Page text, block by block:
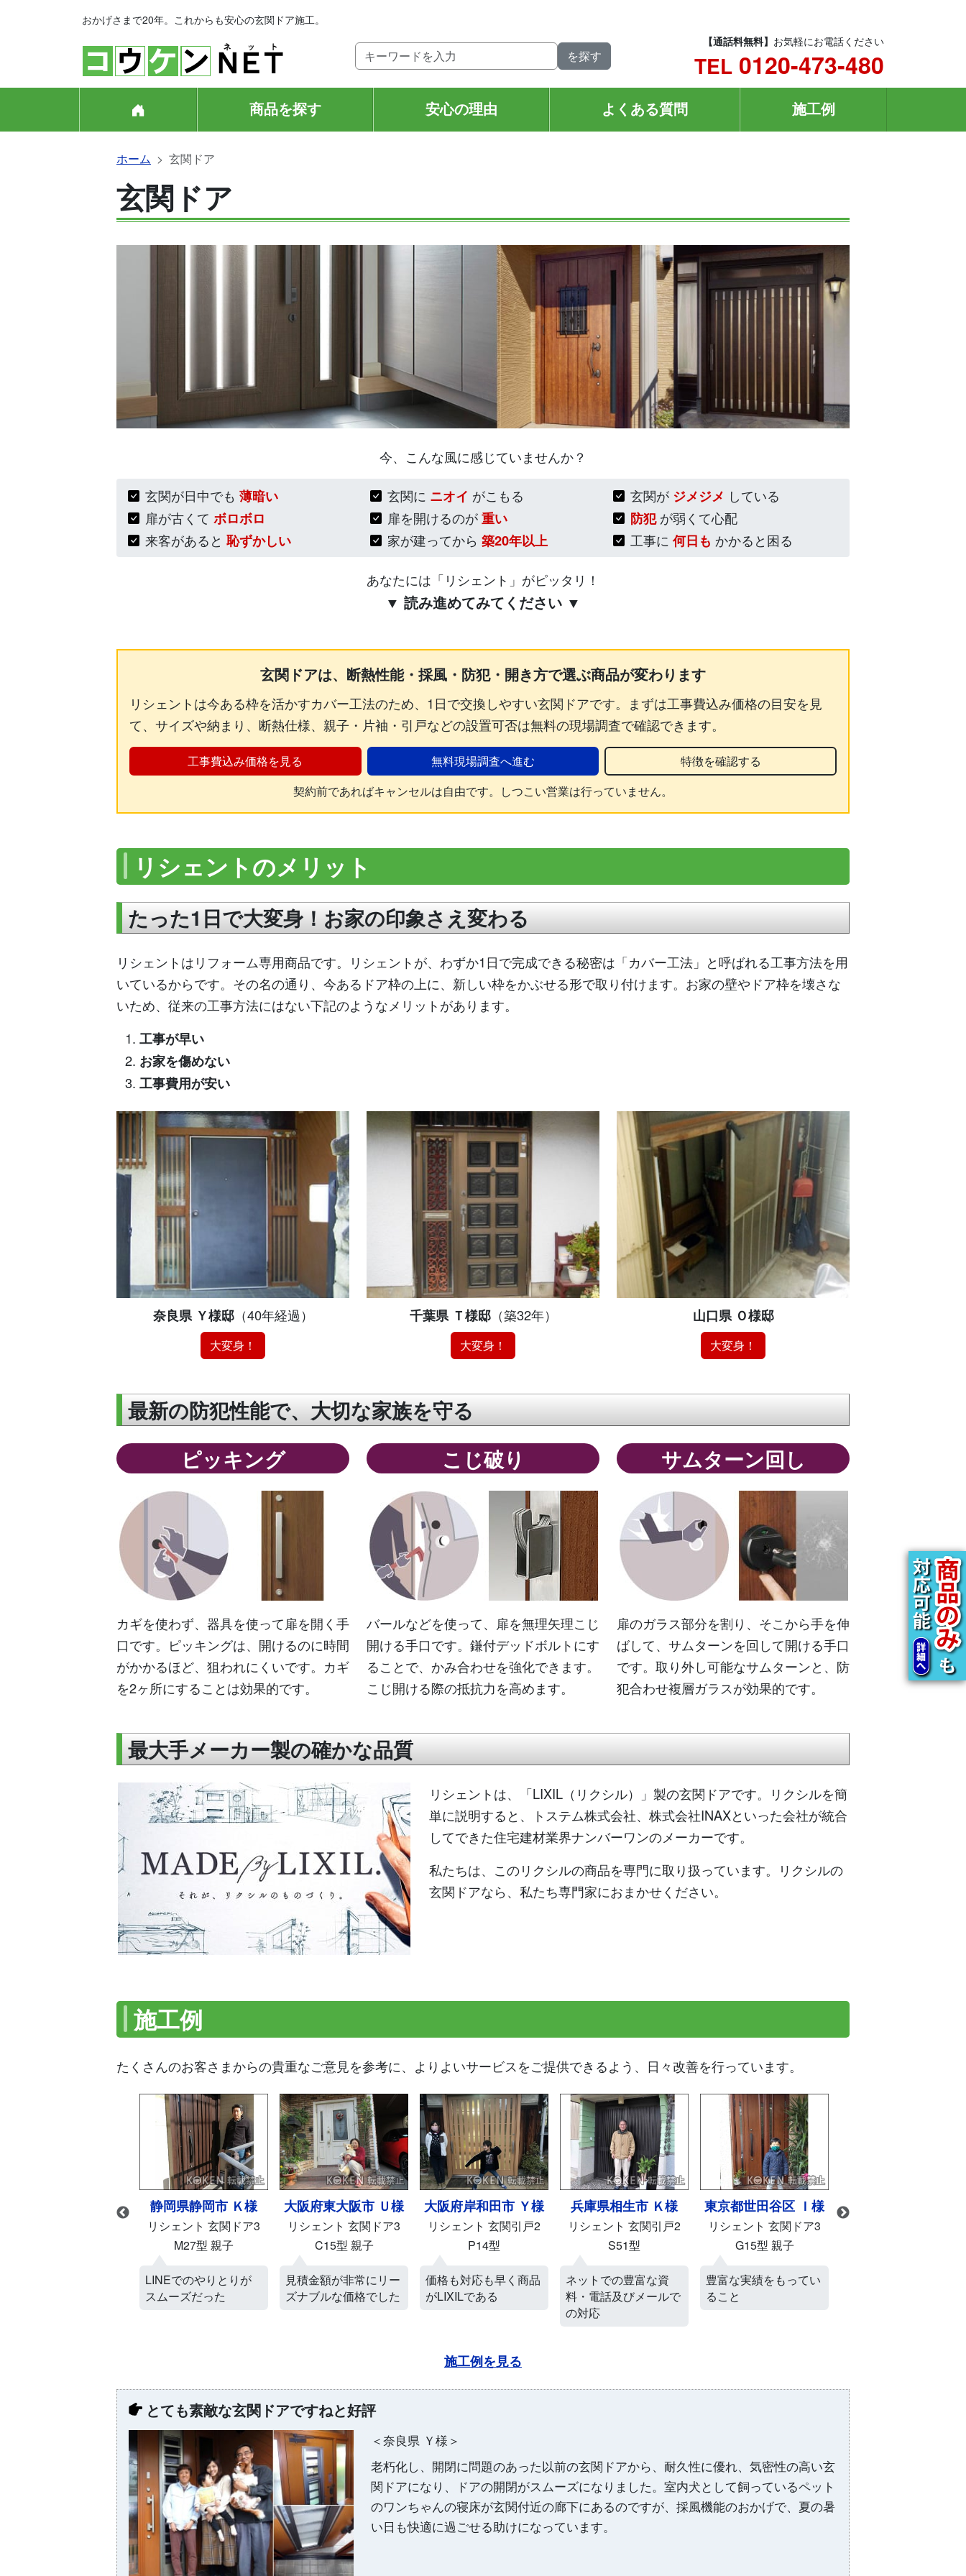
おかげさまで20年。これからも安心の玄関ドア施工。
【通話料無料】 お気軽にお電話ください
TEL 0120-473-480
商品を探す 安心の理由 よくある質問 施工例
ホーム 玄関ドア
玄関ドア
今、こんな風に感じていませんか？
玄関が日中でも 薄暗い 玄関に ニオイ がこもる 玄関が ジメジメ している
扉が古くて ボロボロ 扉を開けるのが重い 防犯が弱くて心配
来客があると 恥ずかしい 家が建ってから築20年以上 工事に 何日も かかると困る
あなたには「リシェント」がピッタリ！
▼ 読み進めてみてください ▼
玄関ドアは、断熱性能・採風・防犯・開き方で選ぶ商品が変わります
リシェントは今ある枠を活かすカバー工法のため、1日で交換しやすい玄関ドアです。まずは工事費込み価格の目安を見
て、サイズや納まり、断熱仕様、親子・片袖・引戸などの設置可否は無料の現場調査で確認できます。
工事費込み価格を見る 無料現場調査へ進む
特徴を確認する
契約前であればキャンセルは自由です。しつこい営業は行っていません。
リシェントのメリット
たった1日で大変身！お家の印象さえ変わる
リシェントはリフォーム専用商品です。リシェントが、わずか1日で完成できる秘密は「カバー工法」と呼ばれる工事方法を用
いているからです。その名の通り、今あるドア枠の上に、新しい枠をかぶせる形で取り付けます。お家の壁やドア枠を壊さな
いため、従来の工事方法にはない下記のようなメリットがあります。
工事が早い
お家を傷めない
工事費用が安い
奈良県 Ｙ様邸（40年経過）
大変身！
千葉県 Ｔ様邸（築32年）
大変身！
山口県 Ｏ様邸
大変身！
最新の防犯性能で、大切な家族を守る
ピッキング
カギを使わず、器具を使って扉を開く手
口です。ピッキングは、開けるのに時間
がかかるほど、狙われにくいです。カギ
を2ヶ所にすることは効果的です。
こじ破り
バールなどを使って、扉を無理矢理こじ
開ける手口です。鎌付デッドボルトにす
ることで、かみ合わせを強化できます。
こじ開ける際の抵抗力を高めます。
サムターン回し
扉のガラス部分を割り、そこから手を伸
ばして、サムターンを回して開ける手口
です。取り外し可能なサムターンと、防
犯合わせ複層ガラスが効果的です。
最大手メーカー製の確かな品質
リシェントは、「LIXIL（リクシル）」製の玄関ドアです。リクシルを簡
単に説明すると、トステム株式会社、株式会社INAXといった会社が統合
してできた住宅建材業界ナンバーワンのメーカーです。
私たちは、このリクシルの商品を専門に取り扱っています。リクシルの
玄関ドアなら、私たち専門家におまかせください。
施工例
たくさんのお客さまからの貴重なご意見を参考に、よりよいサービスをご提供できるよう、日々改善を行っています。
静岡県静岡市 Ｋ様 大阪府東大阪市 Ｕ様
リシェント 玄関ドア3
C15型 親子
見積金額が非常にリー
ズナブルな価格でした
大阪府岸和田市 Ｙ様
リシェント 玄関引戸2
P14型
価格も対応も早く商品
がLIXILである
兵庫県相生市 Ｋ様
リシェント 玄関引戸2
S51型
ネットでの豊富な資
料・電話及びメールで
東京都世田谷区 Ｉ様
リシェント 玄関ドア3
G15型 親子
豊富な実績をもってい
ること
兵庫県神崎郡市 Ｔ様
リシェント 玄関ドア3
M83型 親子
きちんと進捗状況をご
報告していただけたこ
施工例を見る
とても素敵な玄関ドアですねと好評
＜奈良県 Ｙ様＞
老朽化し、開閉に問題のあった以前の玄関ドアから、耐久性に優れ、気密性の高い玄
関ドアになり、ドアの開閉がスムーズになりました。室内犬として飼っているペット
のワンちゃんの寝床が玄関付近の廊下にあるのですが、採風機能のおかげで、夏の暑
い日も快適に過ごせる助けになっています。